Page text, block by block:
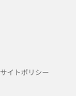
サイトポリシー